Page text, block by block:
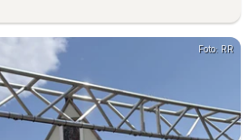
Foto: RR